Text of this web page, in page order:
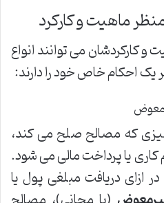
کارکردشان می توانند انواع
احکام خاص خود را دارند:
که مصالح صلح می کند،
یا پرداخت مالی می شود.
ازای دریافت مبلغی پول یا